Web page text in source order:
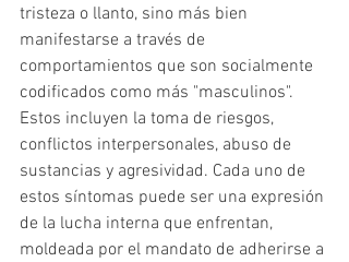
tristeza o llanto, sino más bien
manifestarse a través de
comportamientos que son socialmente
codificados como más "masculinos".
Estos incluyen la toma de riesgos,
conflictos interpersonales, abuso de
sustancias y agresividad. Cada uno de
estos síntomas puede ser una expresión
de la lucha interna que enfrentan,
moldeada por el mandato de adherirse a